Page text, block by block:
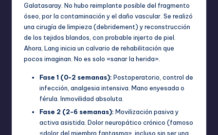
Galatasaray. No hubo reimplante posible del fragmento
óseo, por la contaminación y el daño vascular. Se realizó
una cirugía de limpieza (debridement) y reconstrucción
de los tejidos blandos, con probable injerto de piel.
Ahora, Lang inicia un calvario de rehabilitación que
pocos imaginan. No es solo «sanar la herida».
Fase 1 (0-2 semanas): Postoperatorio, control de
infección, analgesia intensiva. Mano enyesada o
férula. Inmovilidad absoluta.
Fase 2 (2-6 semanas): Movilización pasiva y
activa asistida. Dolor neuropático crónico (famoso
«dolor del miembro fantasma», incluso sin ser una